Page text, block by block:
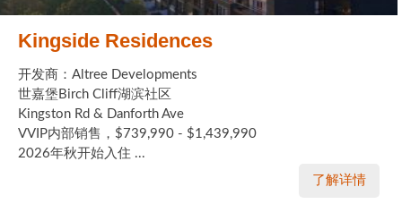
Kingside Residences
开发商：Altree Developments
世嘉堡Birch Cliff湖滨社区
Kingston Rd & Danforth Ave
VVIP内部销售，$739,990 - $1,439,990
2026年秋开始入住 ...
了解详情